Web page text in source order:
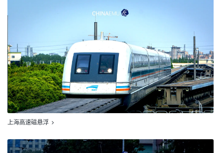
上海高速磁悬浮